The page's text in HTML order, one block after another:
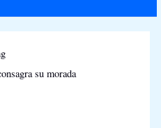
su morada